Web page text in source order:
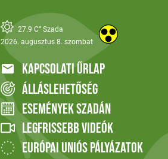
27.9 C° Szada
2026. augusztus 8. szombat
KAPCSOLATI ŰRLAP
ÁLLÁSLEHETŐSÉG
ESEMÉNYEK SZADÁN
LEGFRISSEBB VIDEÓK
EURÓPAI UNIÓS PÁLYÁZATOK